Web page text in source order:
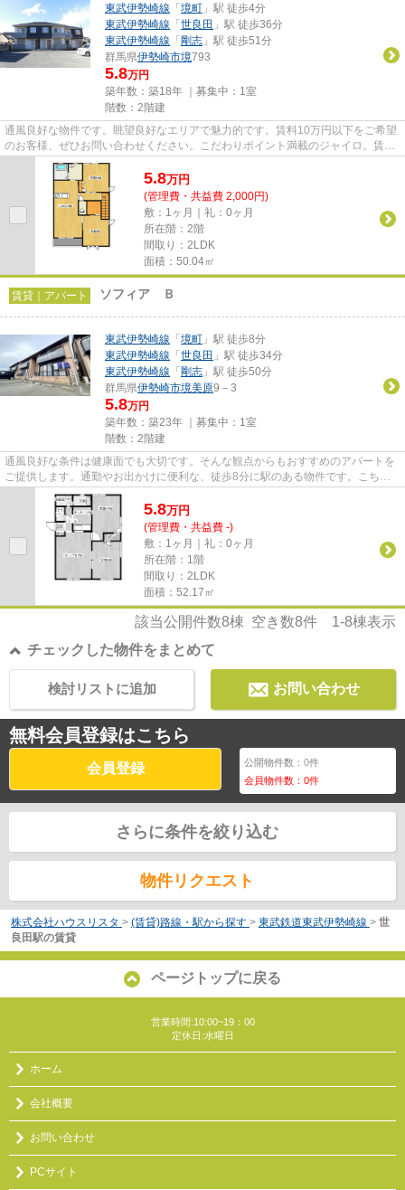
東武伊勢崎線 「 境町 」駅 徒歩4分
東武伊勢崎線 「 世良田 」駅 徒歩36分
東武伊勢崎線 「 剛志 」駅 徒歩51分
群馬県伊勢崎市境793
5.8万円
築年数：築18年 ｜募集中： 1室
階数：2階建
通風良好な物件です。眺望良好なエリアで魅力的です。賃料10万円以下をご希望
のお客様、ぜひお問い合わせください。こだわりポイント満載のジャイロ。賃貸
物件のことなら、当社にお任...
5.8万円
(管理費・共益費 2,000円)
敷：1ヶ月｜礼：0ヶ月
所在階：2階
間取り：2LDK
面積：50.04㎡
賃貸｜アパート ソフィア Ｂ
東武伊勢崎線 「 境町 」駅 徒歩8分
東武伊勢崎線 「 世良田 」駅 徒歩34分
東武伊勢崎線 「 剛志 」駅 徒歩50分
群馬県伊勢崎市境美原9－3
5.8万円
築年数：築23年 ｜募集中： 1室
階数：2階建
通風良好な条件は健康面でも大切です。そんな観点からもおすすめのアパートを
ご提供します。通勤やお出かけに便利な、徒歩8分に駅のある物件です。こちら
のアパートの家賃は5.8万です...
5.8万円
(管理費・共益費 -)
敷：1ヶ月｜礼：0ヶ月
所在階：1階
間取り：2LDK
面積：52.17㎡
該当公開件数8棟 空き数8件 1-8棟表示
チェックした物件をまとめて
お問い合わせ
検討リストに追加
無料会員登録はこちら
会員登録 公開物件数：0件
会員物件数：0件
さらに条件を絞り込む
物件リクエスト
株式会社ハウスリスタ > (賃貸)路線・駅から探す > 東武鉄道東武伊勢崎線 > 世
良田駅の賃貸
ページトップに戻る
営業時間:10:00~19：00
定休日:水曜日
ホーム
会社概要
お問い合わせ
PCサイト